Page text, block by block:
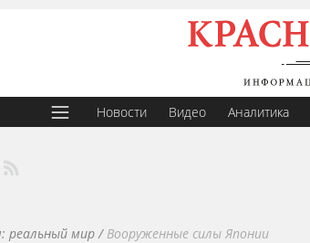
Новости Видео Аналитика
реальный мир / Вооруженные силы Японии